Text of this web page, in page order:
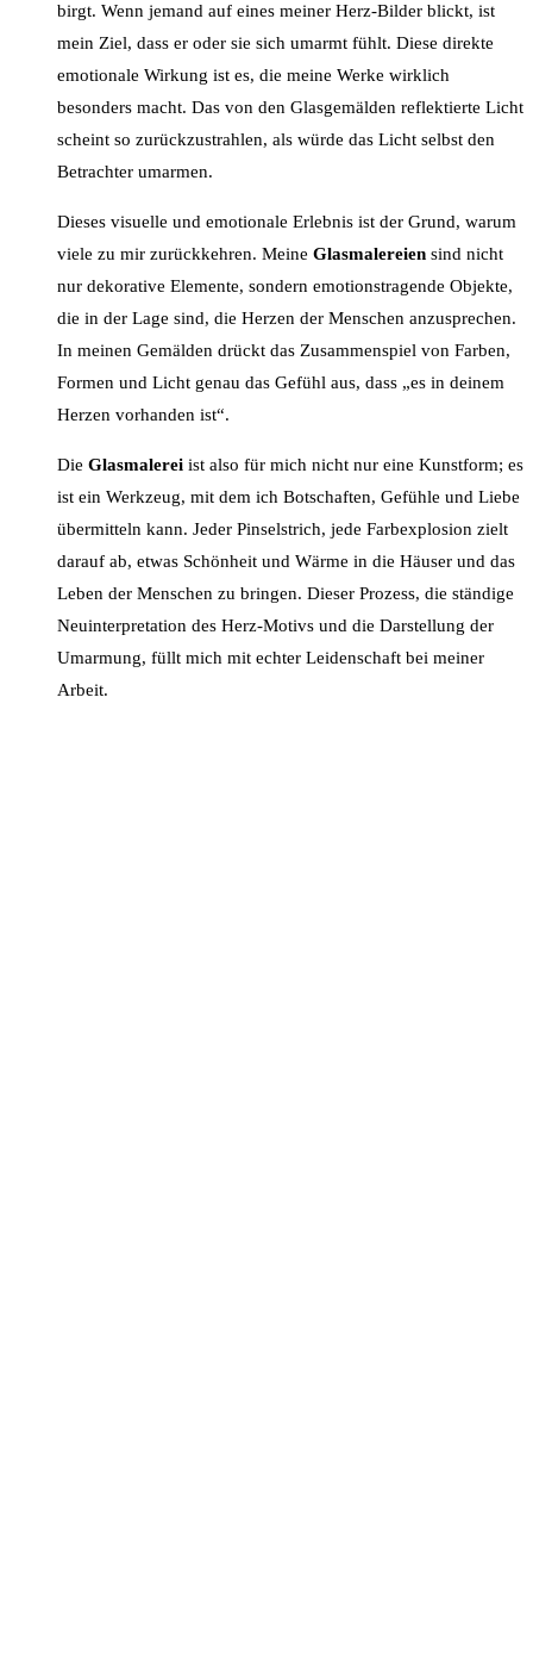
birgt. Wenn jemand auf eines meiner Herz-Bilder blickt, ist
mein Ziel, dass er oder sie sich umarmt fühlt. Diese direkte
emotionale Wirkung ist es, die meine Werke wirklich
besonders macht. Das von den Glasgemälden reflektierte Licht
scheint so zurückzustrahlen, als würde das Licht selbst den
Betrachter umarmen.
Dieses visuelle und emotionale Erlebnis ist der Grund, warum
viele zu mir zurückkehren. Meine Glasmalereien sind nicht
nur dekorative Elemente, sondern emotionstragende Objekte,
die in der Lage sind, die Herzen der Menschen anzusprechen.
In meinen Gemälden drückt das Zusammenspiel von Farben,
Formen und Licht genau das Gefühl aus, dass „es in deinem
Herzen vorhanden ist“.
Die Glasmalerei ist also für mich nicht nur eine Kunstform; es
ist ein Werkzeug, mit dem ich Botschaften, Gefühle und Liebe
übermitteln kann. Jeder Pinselstrich, jede Farbexplosion zielt
darauf ab, etwas Schönheit und Wärme in die Häuser und das
Leben der Menschen zu bringen. Dieser Prozess, die ständige
Neuinterpretation des Herz-Motivs und die Darstellung der
Umarmung, füllt mich mit echter Leidenschaft bei meiner
Arbeit.